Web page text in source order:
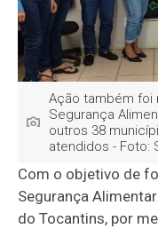
Ação também foi
Segurança
outros 38
atendidos - Foto:
Com o objetivo de
Segurança
do Tocantins, por